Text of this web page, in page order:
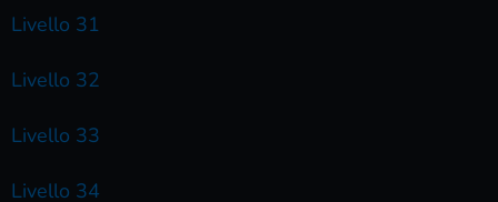
Livello 31
Livello 32
Livello 33
Livello 34